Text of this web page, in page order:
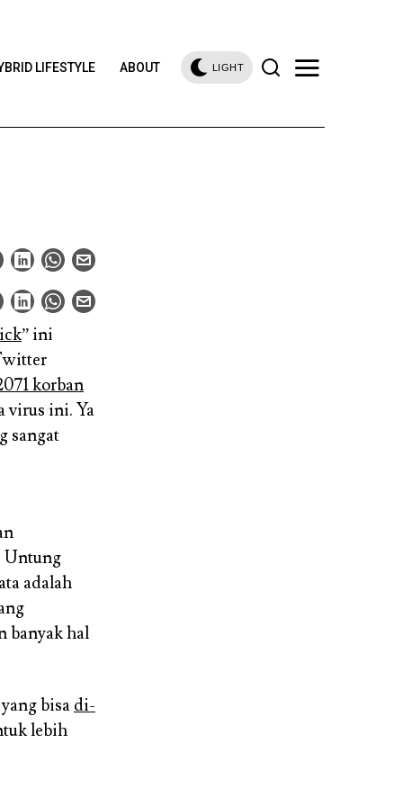
LIFESTYLE ABOUT LIGHT
” ini
korban
virus ini. Ya
sangat
Untung
adalah
banyak hal
bisa di-
lebih